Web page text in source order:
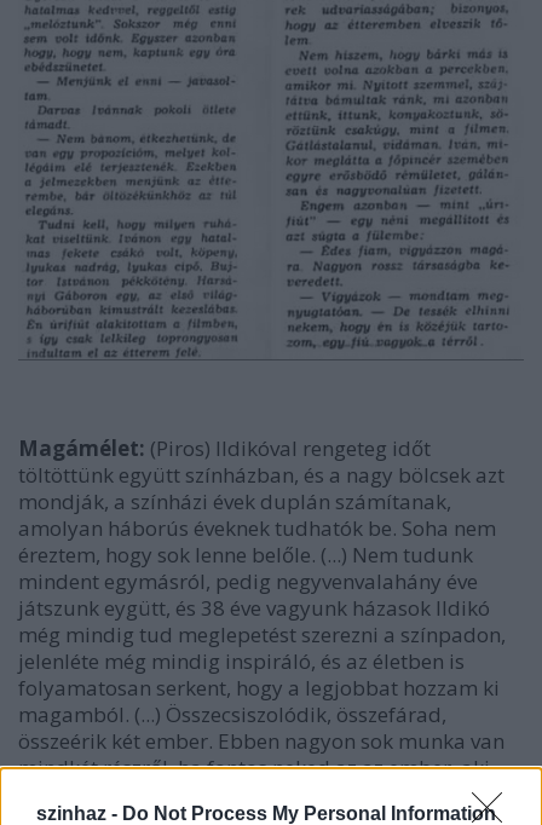
szinhaz - Do Not Process My Personal Information
Magámélet: (Piros) Ildikóval rengeteg időt
töltöttünk együtt színházban, és a nagy bölcsek azt
mondják, a színházi évek duplán számítanak,
amolyan háborús éveknek tudhatók be. Soha nem
éreztem, hogy sok lenne belőle. (...) Nem tudunk
mindent egymásról, pedig negyvenvalahány éve
játszunk eygütt, és 38 éve vagyunk házasok Ildikó
még mindig tud meglepetést szerezni a színpadon,
jelenléte még mindig inspiráló, és az életben is
folyamatosan serkent, hogy a legjobbat hozzam ki
magamból. (...) Összecsiszolódik, összefárad,
összeérik két ember. Ebben nagyon sok munka van
mindkét részről, ha fontos neked az az ember, aki
már nem szerelmed tárgya, hanem életed része.